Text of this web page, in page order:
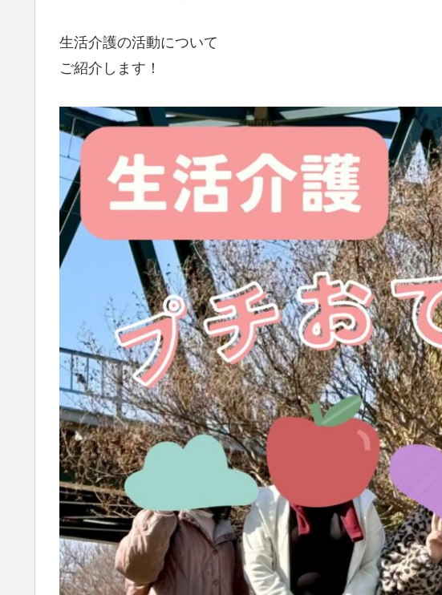
生活介護の活動について
ご紹介します！